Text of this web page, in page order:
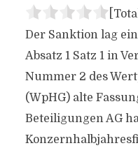
Der Sanktion lag
Absatz 1 Satz 1 in
Nummer 2 des
(WpHG) alte
Beteiligungen AG